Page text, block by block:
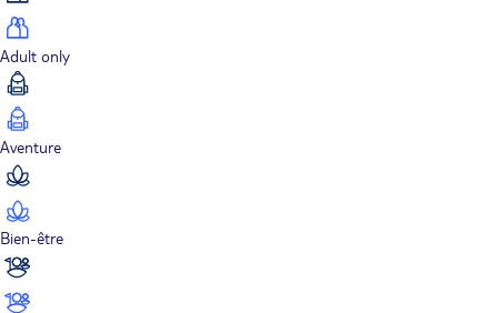
Adult only
Aventure
Bien-être